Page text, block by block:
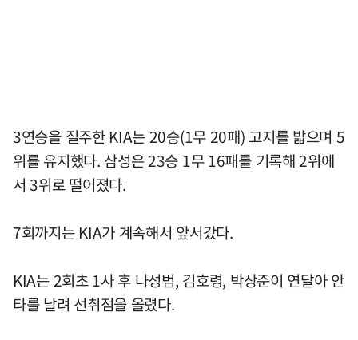
3연승을 질주한 KIA는 20승(1무 20패) 고지를 밟으며 5
위를 유지했다. 삼성은 23승 1무 16패를 기록해 2위에
서 3위로 떨어졌다.
7회까지는 KIA가 계속해서 앞서갔다.
KIA는 2회초 1사 후 나성범, 김호령, 박상준이 연달아 안
타를 날려 선취점을 올렸다.